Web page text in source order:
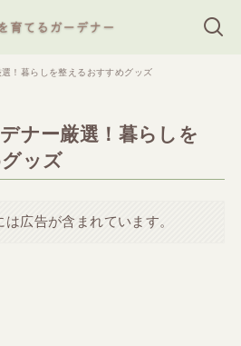
！暮らしを整えるおすすめグッズ
ナー厳選！暮らしを
ッズ
広告が含まれています。